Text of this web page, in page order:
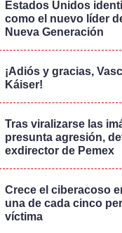
Estados Unidos
como el nuevo líder
Nueva Generación
¡Adiós y gracias,
Káiser!
Tras viralizarse las
presunta agresión,
exdirector de Pemex
Crece el ciberacoso
una de cada cinco
víctima